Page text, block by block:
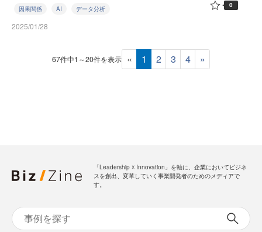
因果関係 AI データ分析
2025/01/28
0
67件中1～20件を表示 « 1 2 3 4 »
「Leadership ☓ Innovation」を軸に、企業においてビジネ
スを創出、変革していく事業開発者のためのメディアで
す。